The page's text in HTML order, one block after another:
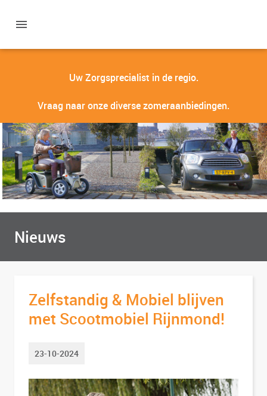
Uw Zorgsprecialist in de regio.
Vraag naar onze diverse zomeraanbiedingen.
Nieuws
Zelfstandig & Mobiel blijven
met Scootmobiel Rijnmond!
23-10-2024